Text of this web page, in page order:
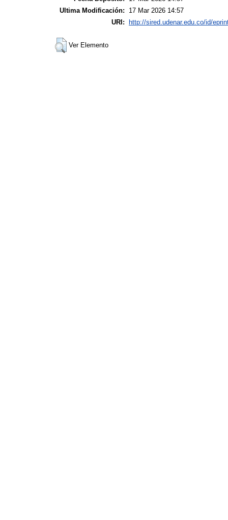
Ultima Modificación:
17 Mar 2026 14:57
URI: http://sired.udenar.edu.co/id/
Ver Elemento